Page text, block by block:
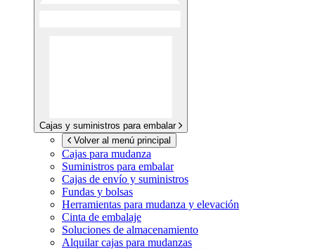
Cajas y suministros para embalar
Volver al menú principal
Cajas para mudanza
Suministros para embalar
Cajas de envío y suministros
Fundas y bolsas
Herramientas para mudanza y elevación
Cinta de embalaje
Soluciones de almacenamiento
Alquilar cajas para mudanzas